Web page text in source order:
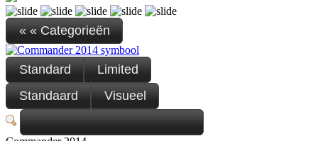
« « Categorieën
Standard
Limited
Standaard
Visueel